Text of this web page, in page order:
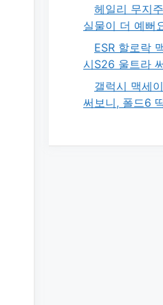
헤일리 무지
실물이 더 예뻐
ESR 할로락
시S26 울트라
갤럭시 맥세
써보니, 폴드6